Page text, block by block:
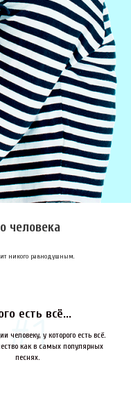
человека
никого равнодушным.
есть всё...
человеку, у которого есть всё.
как в самых популярных
песнях.